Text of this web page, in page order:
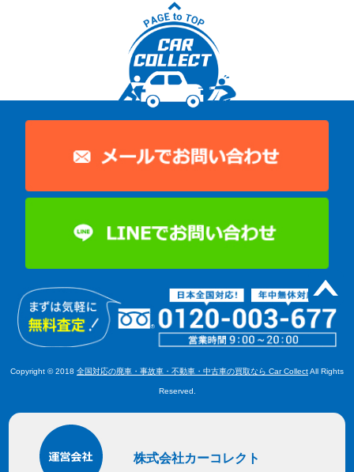
Copyright © 2018 全国対応の廃車・事故車・不動車・中古車の買取なら Car CollectAll Rights
Reserved.
株式会社カーコレクト